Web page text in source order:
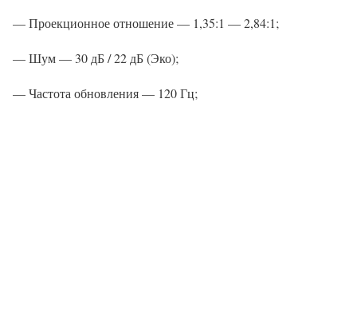
— Проекционное отношение — 1,35:1 — 2,84:1;
— Шум — 30 дБ / 22 дБ (Эко);
— Частота обновления — 120 Гц;